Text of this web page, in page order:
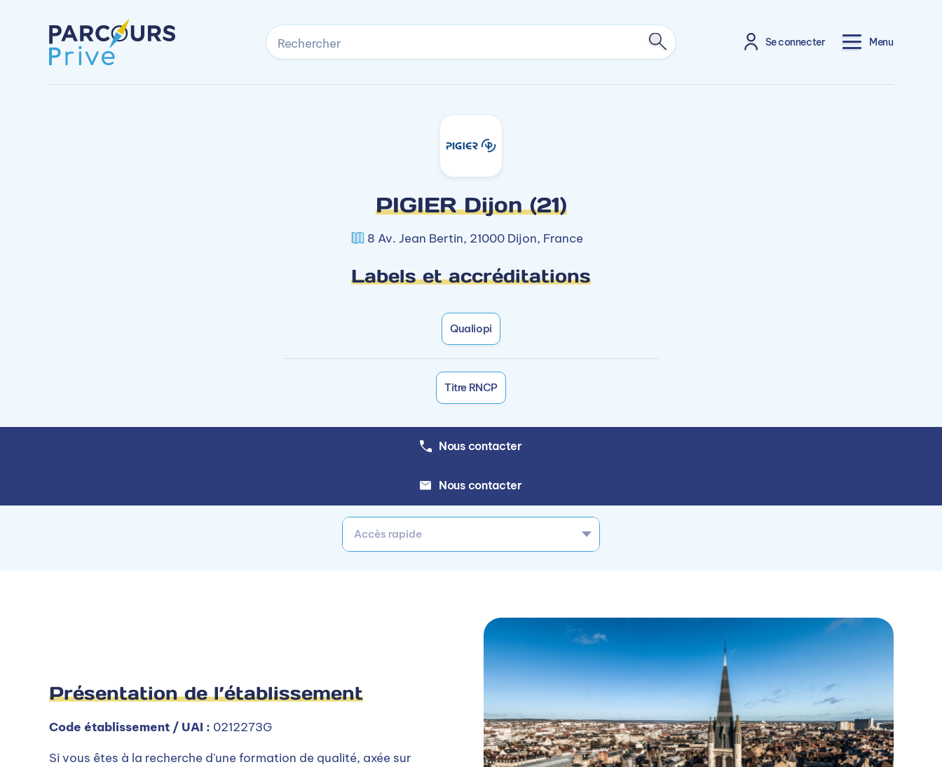
Rechercher Se connecter Menu
PIGIER Dijon (21)
8 Av. Jean Bertin, 21000 Dijon, France
Labels et accréditations
Qualiopi
Titre RNCP
Nous contacter
Nous contacter
Accès rapide
Présentation de l’établissement
Code établissement / UAI : 0212273G
Si vous êtes à la recherche d'une formation de qualité, axée sur